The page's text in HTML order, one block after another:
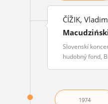
ČÍŽIK,
Slovenskí
hudobný fond,
1974